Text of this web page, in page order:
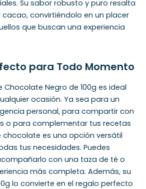
Su sabor robusto y puro resalta
convirtiéndolo en un placer
que buscan una experiencia
para Todo Momento
Negro de 100g es ideal
ocasión. Ya sea para un
personal, para compartir con
o para complementar tus recetas
chocolate es una opción versátil
tus necesidades. Puedes
con una taza de té o
más completa. Además, su
lo convierte en el regalo perfecto